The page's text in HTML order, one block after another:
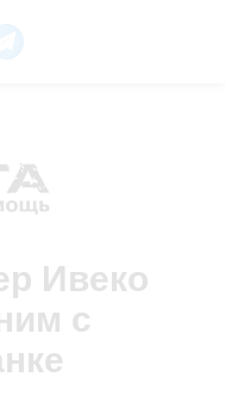
Ивеко
с